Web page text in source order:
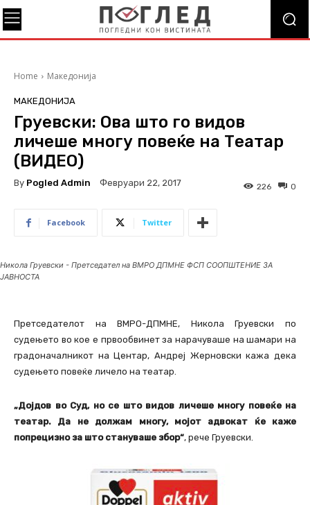
Home Македонија
МАКЕДОНИЈА
Груевски: Ова што го видов
личеше многу повеќе на Театар
(ВИДЕО)
By Pogled Admin Февруари 22, 2017 0
226
Facebook Twitter
Никола Груевски - Претседател на ВМРО ДПМНЕ ФСП СООПШТЕНИЕ ЗА
ЈАВНОСТА
Претседателот на ВМРО-ДПМНЕ, Никола Груевски по
судењето во кое е првообвинет за нарачуваше на шамари на
градоначалникот на Центар, Андреј Жерновски кажа дека
судењето повеќе личело на театар.
„Дојдов во Суд, но се што видов личеше многу повеќе на
театар. Да не должам многу, мојот адвокат ќе каже
попрецизно за што стануваше збор“, рече Груевски.